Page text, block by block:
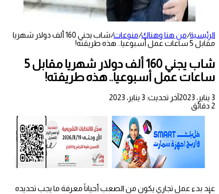
الرئيسية/من هنا وهناك/منوعات/
شاب يجني 160 ألف دولار شهريا
مقابل 5 ساعات عمل أسبوعيا.. هذه طريقته!
شاب يجني 160 ألف دولار شهريا مقابل 5
ساعات عمل أسبوعيا.. هذه طريقته!
3 يناير، 2023
آخر تحديث: 3 يناير، 2023
2 دقائق
عند بدء عمل تجاري يكون من الصعب أحياناً معرفة ما يجب تحديده